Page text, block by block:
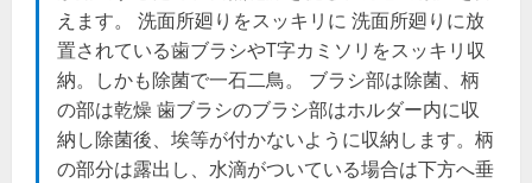
えます。 洗面所廻りをスッキリに 洗面所廻りに放
置されている歯ブラシやT字カミソリをスッキリ収
納。しかも除菌で一石二鳥。 ブラシ部は除菌、柄
の部は乾燥 歯ブラシのブラシ部はホルダー内に収
納し除菌後、埃等が付かないように収納します。柄
の部分は露出し、水滴がついている場合は下方へ垂